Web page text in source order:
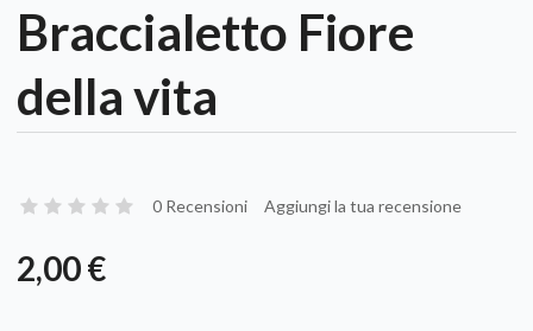
Braccialetto Fiore
della vita
0 Recensioni Aggiungi la tua recensione
2,00 €